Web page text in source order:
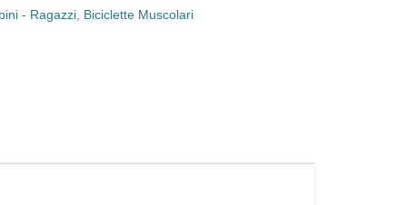
- Ragazzi Biciclette Muscolari